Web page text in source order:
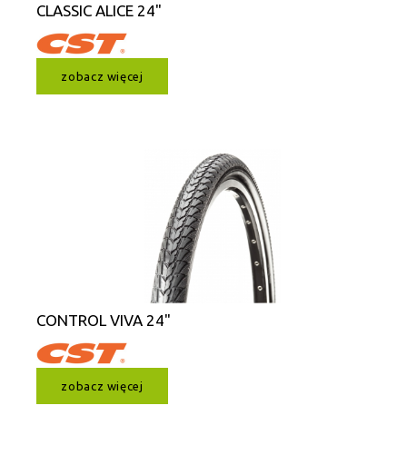
CLASSIC ALICE 24"
zobacz więcej
CONTROL VIVA 24"
zobacz więcej